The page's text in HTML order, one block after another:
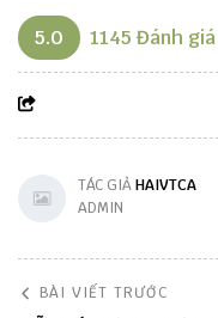
5.0 1145 Đánh giá
TÁC GIẢHAIVTCA
ADMIN
BÀI VIẾT TRƯỚC